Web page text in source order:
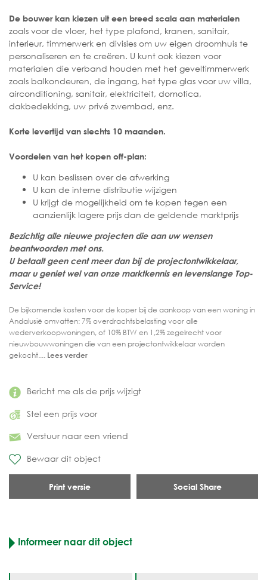
Bericht me als de prijs wijzigt
Stel een prijs voor
Verstuur naar een vriend
Bewaar dit object
Print versie Social Share
De bouwer kan kiezen uit een breed scala aan materialen
zoals voor de vloer, het type plafond, kranen, sanitair,
interieur, timmerwerk en divisies om uw eigen droomhuis te
personaliseren en te creëren. U kunt ook kiezen voor
materialen die verband houden met het geveltimmerwerk
zoals balkondeuren, de ingang, het type glas voor uw villa,
airconditioning, sanitair, elektriciteit, domotica,
dakbedekking, uw privé zwembad, enz.
Korte levertijd van slechts 10 maanden.
Voordelen van het kopen off-plan:
U kan beslissen over de afwerking
U kan de interne distributie wijzigen
U krijgt de mogelijkheid om te kopen tegen een
aanzienlijk lagere prijs dan de geldende marktprijs
Bezichtig alle nieuwe projecten die aan uw wensen
beantwoorden met ons.
U betaalt geen cent meer dan bij de projectontwikkelaar,
maar u geniet wel van onze marktkennis en levenslange Top-
Service!
De bijkomende kosten voor de koper bij de aankoop van een woning in
Andalusië omvatten: 7% overdrachtsbelasting voor alle
wederverkoopwoningen, of 10% BTW en 1,2% zegelrecht voor
nieuwbouwwoningen die van een projectontwikkelaar worden
gekocht.... Lees verder
Informeer naar dit object